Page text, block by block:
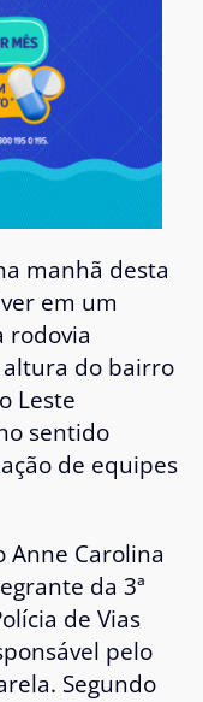
manhã desta
em um
rodovia
altura do bairro
Leste
sentido
de equipes
Carolina
da 3ª
de Vias
pelo
Segundo